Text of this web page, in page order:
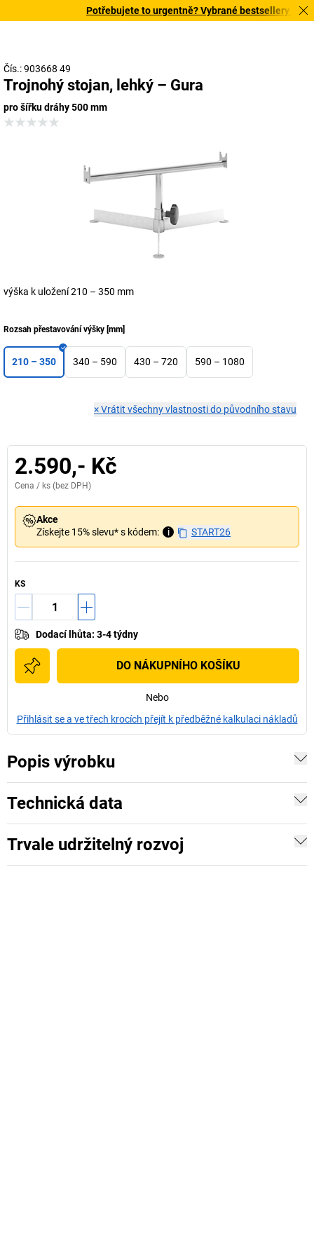
Potřebujete to urgentně? Vybrané bestsellery
Čís.: 903668 49
Trojnohý stojan, lehký – Gura
pro šířku dráhy 500 mm
výška k uložení 210 – 350 mm
Rozsah přestavování výšky [mm]
210 – 350 340 – 590 430 – 720 590 – 1080
×Vrátit všechny vlastnosti do původního stavu
2.590,- Kč
Cena / ks (bez DPH)
Akce
Získejte 15% slevu* s kódem:
i START26
KS
Dodací lhůta: 3-4 týdny
DO NÁKUPNÍHO KOŠÍKU
Nebo
Přihlásit se a ve třech krocích přejít k předběžné kalkulaci nákladů
Popis výrobku
Technická data
Trvale udržitelný rozvoj